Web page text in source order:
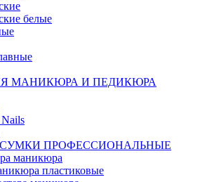
белые
МАНИКЮРА И ПЕДИКЮРА
ПРОФЕССИОНАЛЬНЫЕ
маникюра
пластиковые